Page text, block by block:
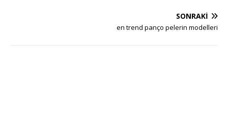
SONRAKI
en trend panço pelerin modelleri